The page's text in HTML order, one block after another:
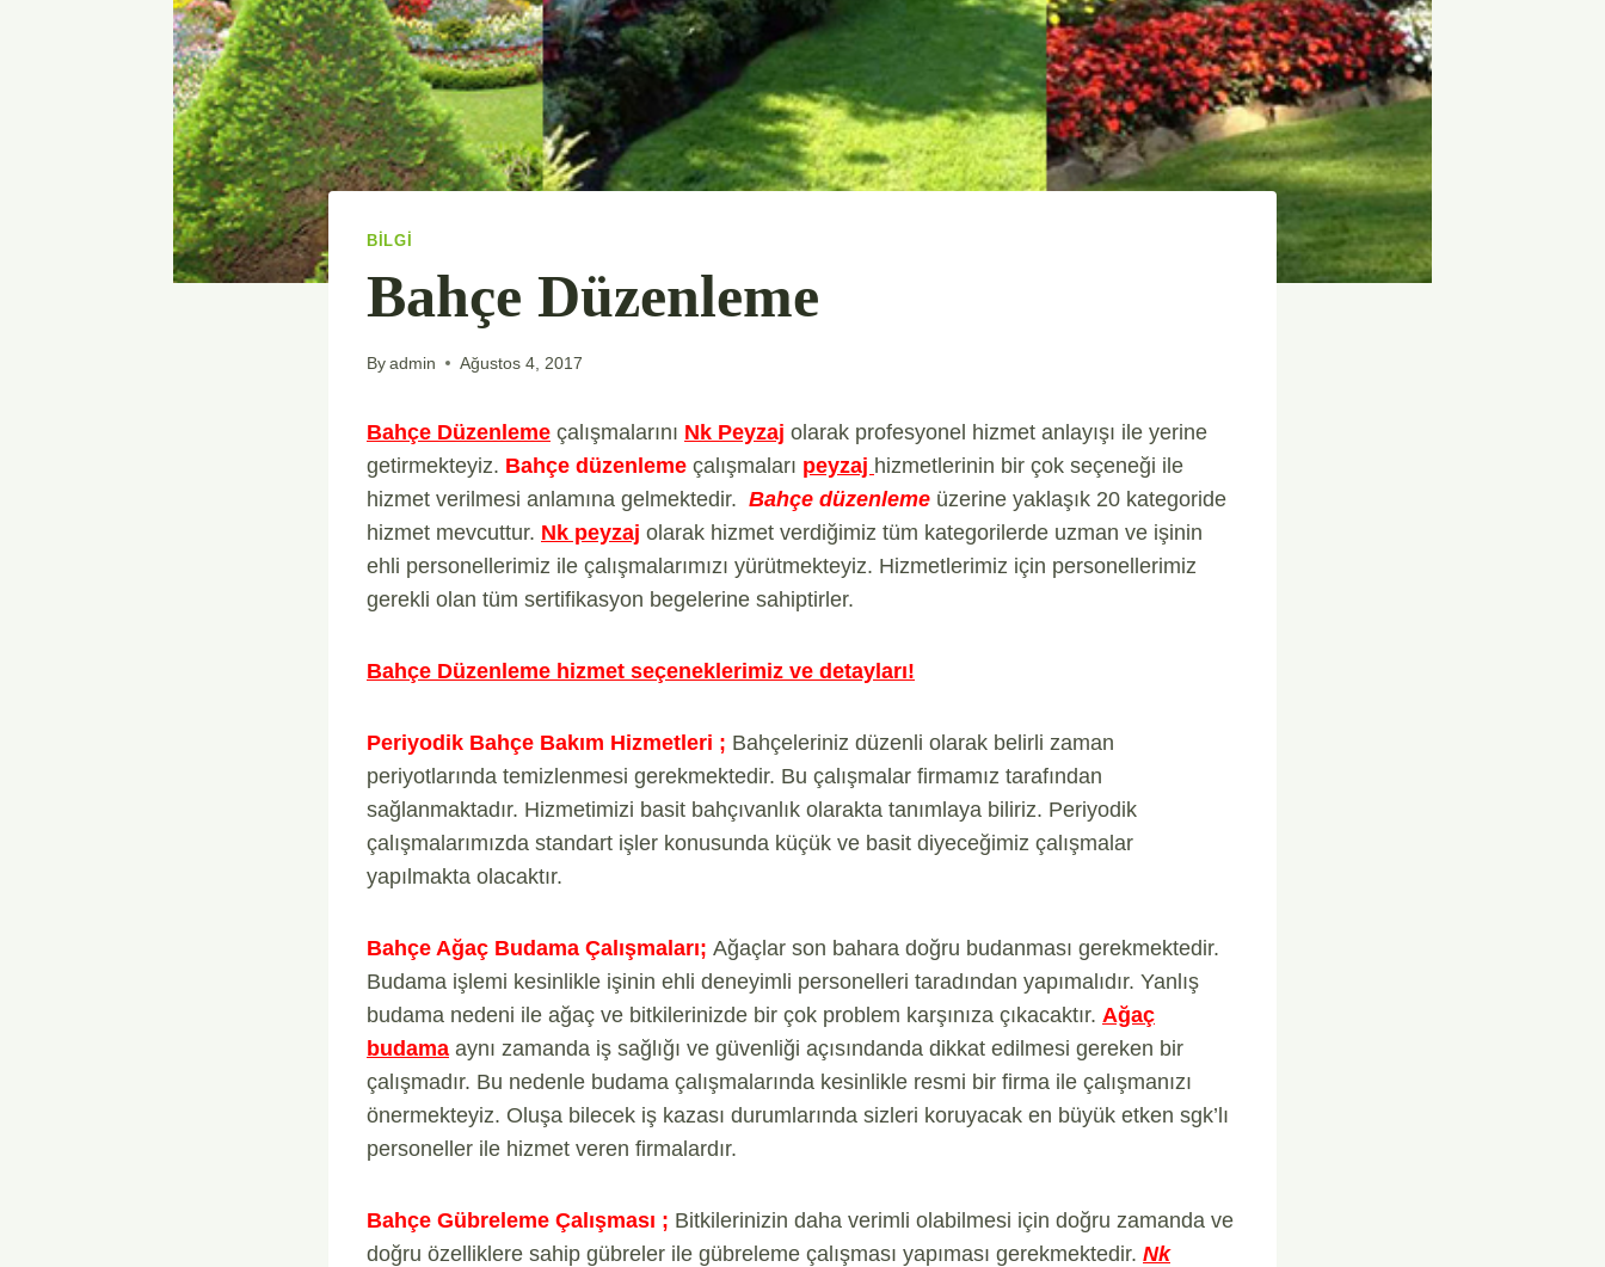
BILGI
Bahçe Düzenleme
Byadmin Ağustos 4, 2017
Bahçe Düzenleme çalışmalarını Nk Peyzaj olarak profesyonel hizmet anlayışı ile yerine
getirmekteyiz. Bahçe düzenleme çalışmaları peyzaj hizmetlerinin bir çok seçeneği ile
hizmet verilmesi anlamına gelmektedir. Bahçe düzenleme üzerine yaklaşık 20 kategoride
hizmet mevcuttur. Nk peyzaj olarak hizmet verdiğimiz tüm kategorilerde uzman ve işinin
ehli personellerimiz ile çalışmalarımızı yürütmekteyiz. Hizmetlerimiz için personellerimiz
gerekli olan tüm sertifikasyon begelerine sahiptirler.
Bahçe Düzenleme hizmet seçeneklerimiz ve detayları!
Periyodik Bahçe Bakım Hizmetleri ; Bahçeleriniz düzenli olarak belirli zaman
periyotlarında temizlenmesi gerekmektedir. Bu çalışmalar firmamız tarafından
sağlanmaktadır. Hizmetimizi basit bahçıvanlık olarakta tanımlaya biliriz. Periyodik
çalışmalarımızda standart işler konusunda küçük ve basit diyeceğimiz çalışmalar
yapılmakta olacaktır.
Bahçe Ağaç Budama Çalışmaları; Ağaçlar son bahara doğru budanması gerekmektedir.
Budama işlemi kesinlikle işinin ehli deneyimli personelleri taradından yapımalıdır. Yanlış
budama nedeni ile ağaç ve bitkilerinizde bir çok problem karşınıza çıkacaktır. Ağaç
budama aynı zamanda iş sağlığı ve güvenliği açısındanda dikkat edilmesi gereken bir
çalışmadır. Bu nedenle budama çalışmalarında kesinlikle resmi bir firma ile çalışmanızı
önermekteyiz. Oluşa bilecek iş kazası durumlarında sizleri koruyacak en büyük etken sgk’lı
personeller ile hizmet veren firmalardır.
Bahçe Gübreleme Çalışması ; Bitkilerinizin daha verimli olabilmesi için doğru zamanda ve
doğru özelliklere sahip gübreler ile gübreleme çalışması yapıması gerekmektedir. Nk